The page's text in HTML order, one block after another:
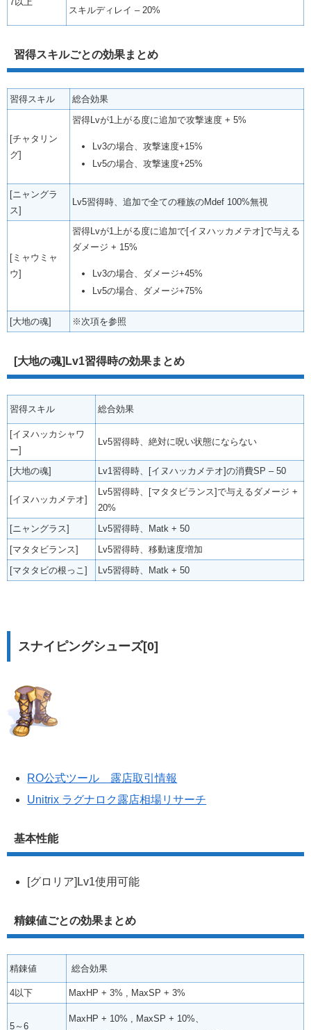
スキルディレイ – 20%
習得スキルごとの効果まとめ
習得スキル 総合効果
[チャタリン
グ]
習得Lvが1上がる度に追加で攻撃速度 + 5%
Lv3の場合、攻撃速度+15%
Lv5の場合、攻撃速度+25%
[ニャングラ
ス]
Lv5習得時、追加で全ての種族のMdef 100%無視
[ミャウミャ
ウ]
習得Lvが1上がる度に追加で[イヌハッカメテオ]で与える
ダメージ + 15%
Lv3の場合、ダメージ+45%
Lv5の場合、ダメージ+75%
[大地の魂] ※次項を参照
[大地の魂]Lv1習得時の効果まとめ
習得スキル 総合効果
[イヌハッカシャワ
ー]
Lv5習得時、絶対に呪い状態にならない
[大地の魂] Lv1習得時、[イヌハッカメテオ]の消費SP – 50
[イヌハッカメテオ]
Lv5習得時、[マタタビランス]で与えるダメージ +
20%
[ニャングラス]
Lv5習得時、Matk + 50
[マタタビランス]
Lv5習得時、移動速度増加
[マタタビの根っこ]
Lv5習得時、Matk + 50
スナイピングシューズ[0]
RO公式ツール 露店取引情報
Unitrix ラグナロク露店相場リサーチ
基本性能
[グロリア]Lv1使用可能
精錬値ごとの効果まとめ
精錬値 総合効果
4以下 MaxHP + 3% , MaxSP + 3%
5～6
MaxHP + 10% , MaxSP + 10%、